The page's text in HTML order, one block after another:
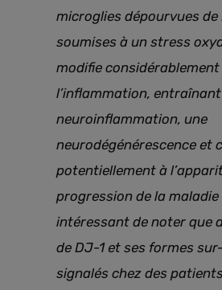
microglies dépourvues de
soumises à un stress
modifie
l’inflammation,
neuroinflammation, une
neurodégénérescence et
potentiellement à
progression de la
intéressant de noter que
de DJ-1 et ses formes
signalés chez des